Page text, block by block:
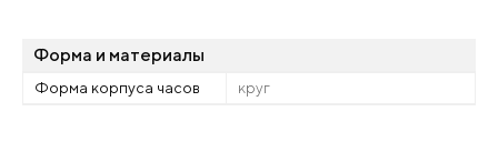
Форма и материалы
Форма корпуса часов круг